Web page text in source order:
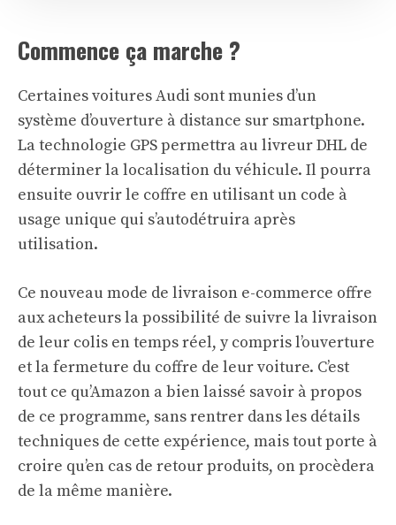
Commence ça marche ?
Certaines voitures Audi sont munies d’un
système d’ouverture à distance sur smartphone.
La technologie GPS permettra au livreur DHL de
déterminer la localisation du véhicule. Il pourra
ensuite ouvrir le coffre en utilisant un code à
usage unique qui s’autodétruira après
utilisation.
Ce nouveau mode de livraison e-commerce offre
aux acheteurs la possibilité de suivre la livraison
de leur colis en temps réel, y compris l’ouverture
et la fermeture du coffre de leur voiture. C’est
tout ce qu’Amazon a bien laissé savoir à propos
de ce programme, sans rentrer dans les détails
techniques de cette expérience, mais tout porte à
croire qu’en cas de retour produits, on procèdera
de la même manière.